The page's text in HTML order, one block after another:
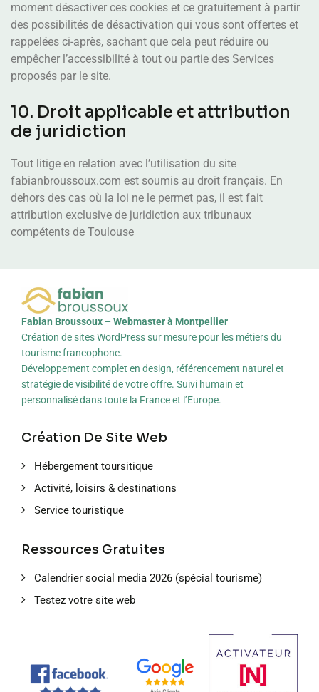
moment désactiver ces cookies et ce gratuitement à partir
des possibilités de désactivation qui vous sont offertes et
rappelées ci-après, sachant que cela peut réduire ou
empêcher l’accessibilité à tout ou partie des Services
proposés par le site.
10. Droit applicable et attribution
de juridiction
Tout litige en relation avec l’utilisation du site
fabianbroussoux.com est soumis au droit français. En
dehors des cas où la loi ne le permet pas, il est fait
attribution exclusive de juridiction aux tribunaux
compétents de Toulouse
Fabian Broussoux – Webmaster à Montpellier
Création de sites WordPress sur mesure pour les métiers du
tourisme francophone.
Développement complet en design, référencement naturel et
stratégie de visibilité de votre offre. Suivi humain et
personnalisé dans toute la France et l’Europe.
Création De Site Web
Hébergement toursitique
Activité, loisirs & destinations
Service touristique
Ressources Gratuites
Calendrier social media 2026 (spécial tourisme)
Testez votre site web